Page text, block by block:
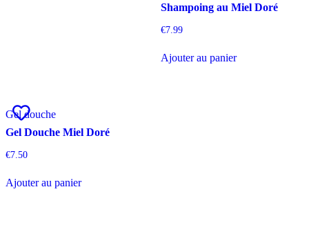
Shampoing au Miel Doré
€7.99
Ajouter au panier
Gel douche
Gel Douche Miel Doré
€7.50
Ajouter au panier